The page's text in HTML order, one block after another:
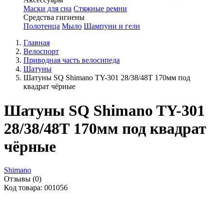
Маски для сна Стяжные ремни
Средства гигиены
Полотенца Мыло Шампуни и гели
Главная
Велоспорт
Приводная часть велосипеда
Шатуны
Шатуны SQ Shimano TY-301 28/38/48Т 170мм под
квадрат чёрные
Шатуны SQ Shimano TY-301
28/38/48Т 170мм под квадрат
чёрные
Shimano
Отзывы (0)
Код товара: 001056